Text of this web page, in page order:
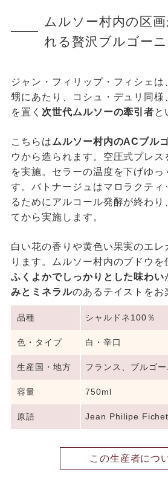
ムルソー村内の区
れる贅沢ブルゴー
ジャン・フィリップ・フィシェ
甥にあたり、コシュ・デュリ同様
を置く 次世代ムルソーの牽引者と
こちらはムルソー村内のACブル
ウから造られます。空圧式プレ
を実施。セラーの温度を下げゆっ
す。バトナージュはマロラクティ
るためにアルコール発酵が終わり
てから実施します。
白い花の香りや黄色い果実のエレ
ります。ムルソー村内のブドウを
ふくよかでしっかりとした味わい
みとミネラルのあるテイストをお
品種 シャルドネ100％
色・タイプ 白・辛口
生産国・地方 フランス、ブルゴ
容量 750ml
原語 Jean Philipe
この生産者につ